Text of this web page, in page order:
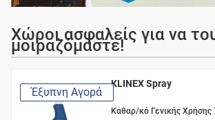
Χώροι ασφαλείς για να
μοιραζόμαστε!
Έξυπνη Αγορά
KLINEX Spray
Καθαρ/κό Γενικής Χρήσης